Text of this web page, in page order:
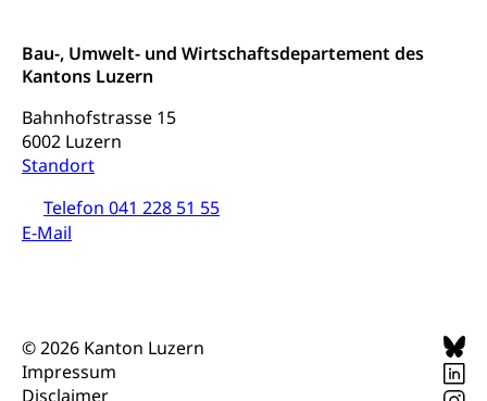
Bau-, Umwelt- und Wirtschaftsdepartement des
Kantons Luzern
Bahnhofstrasse 15
6002 Luzern
Standort
Telefon 041 228 51 55
E-Mail
© 2026 Kanton Luzern
Impressum
Disclaimer
Nachwuchsförderung, Vermittlung, Selektive
Förderung, Kulturausschreibungen, Kulturpreis,
Bildende Kunst, Angewandte Kunst, Theater/Tanz,
Musik, Entwicklung, Programmbeiträge,
Filmförderung, Regionale Förderfonds,
Werkankäufe, Kunstankäufe, Kunst und Bau, Schule
und Kultur, Kulturgesuche, Kulturvermittlung
Schiene und öffentlicher Verkehr
Schienenverkehr, Zugverkehr, Bahnverkehr,